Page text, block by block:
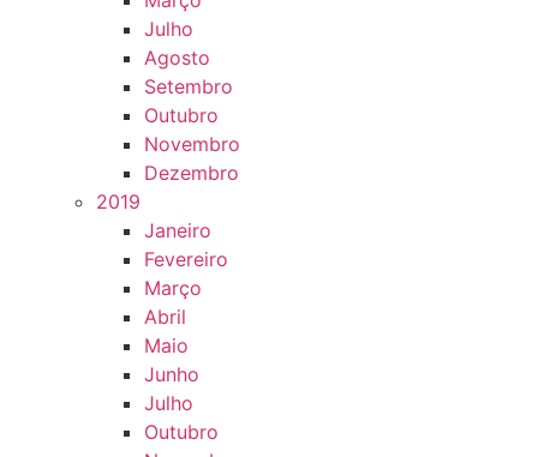
Julho
Agosto
Setembro
Outubro
Novembro
Dezembro
2019
Janeiro
Fevereiro
Março
Abril
Maio
Junho
Julho
Outubro